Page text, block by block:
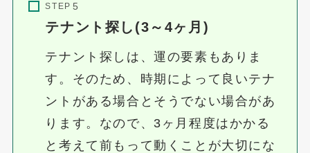
STEP
テナント探し(3～4ヶ月)
テナント探しは、運の要素もありま
す。そのため、時期によって良いテナ
ントがある場合とそうでない場合があ
ります。なので、3ヶ月程度はかかる
と考えて前もって動くことが大切にな